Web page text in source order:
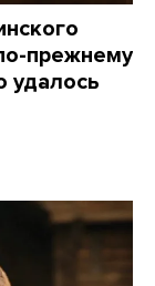
прежнему
удалось